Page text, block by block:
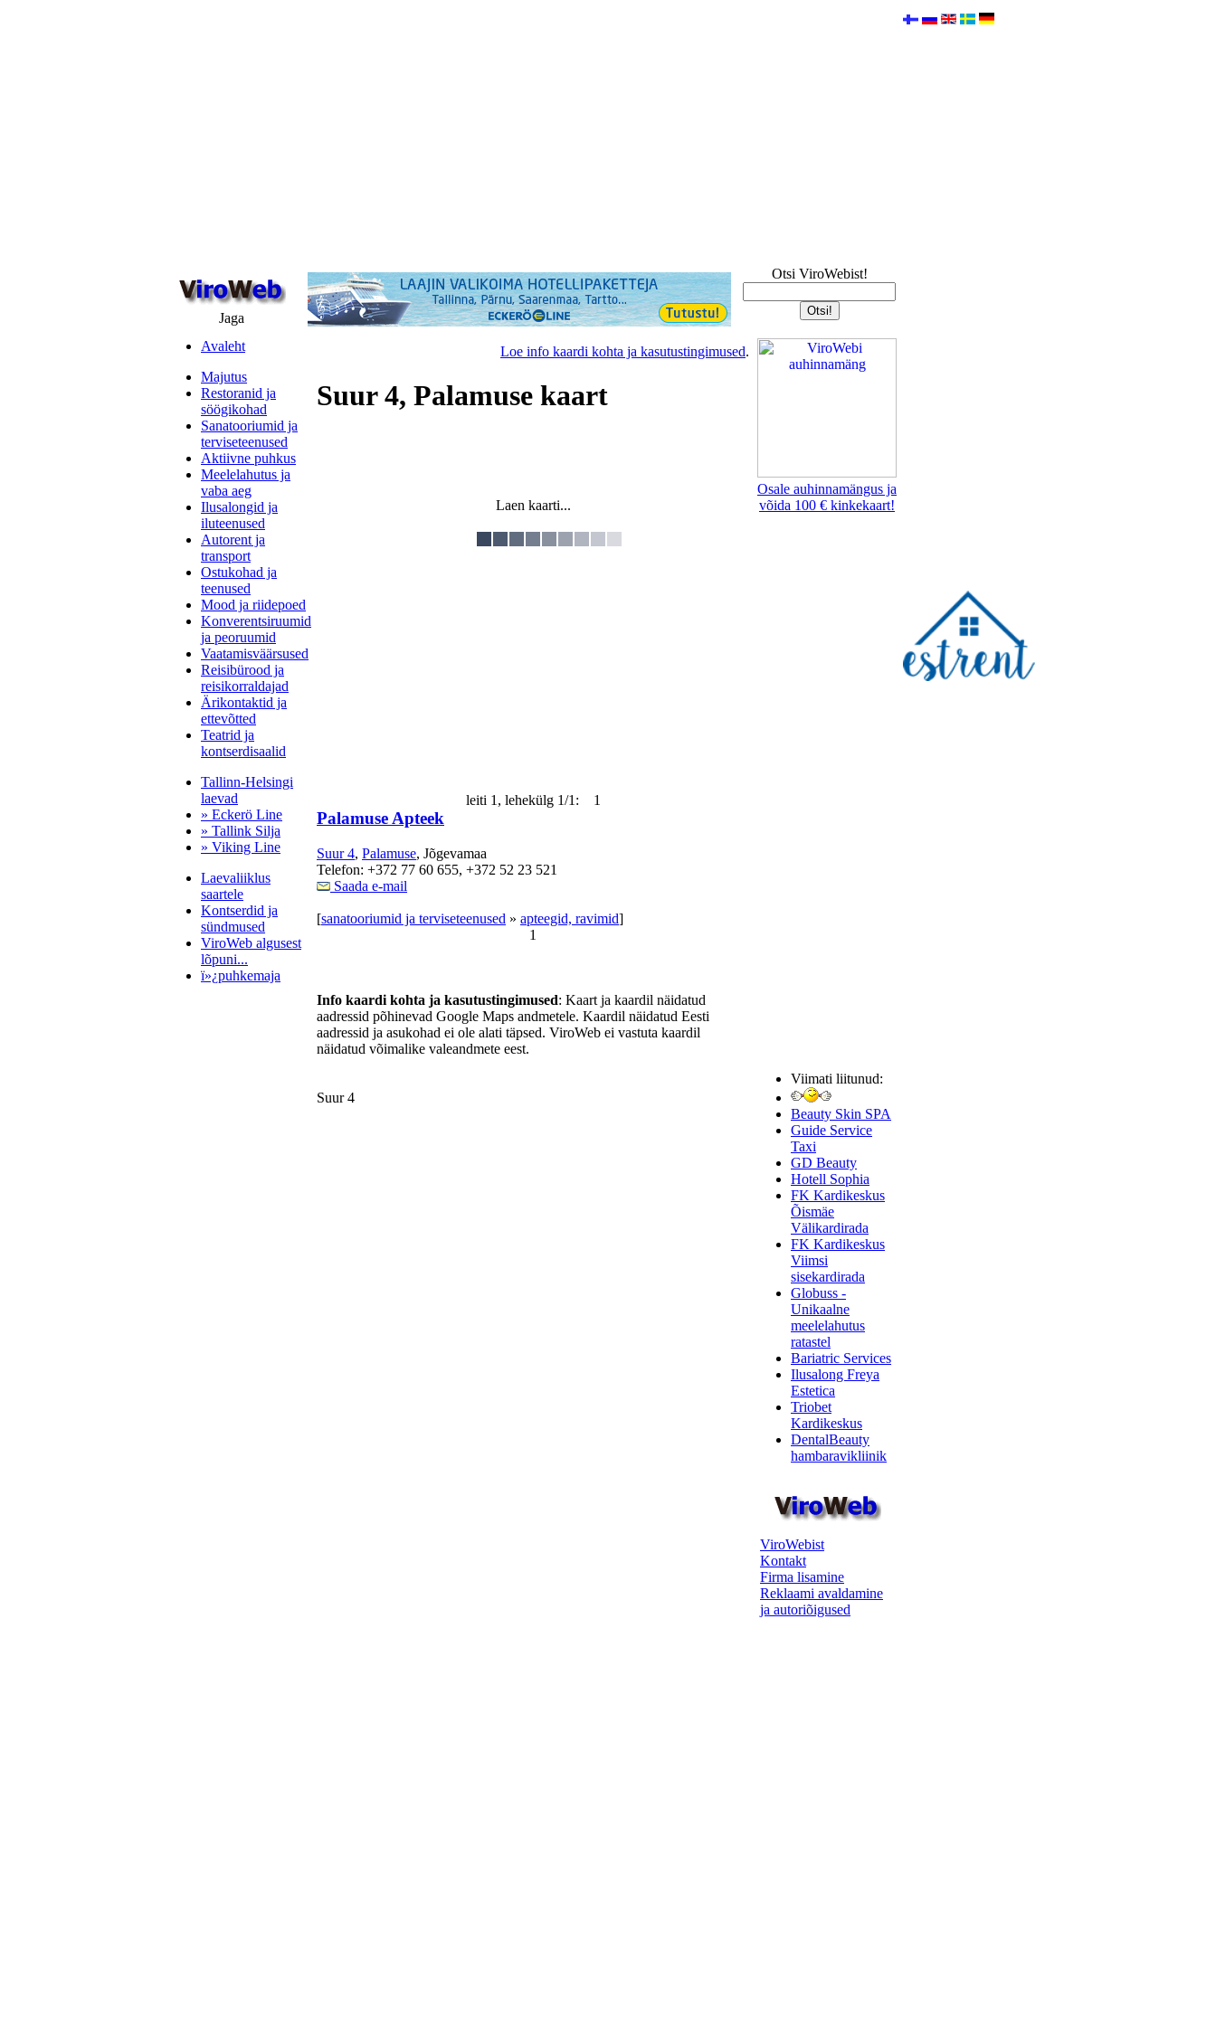
Jaga
Otsi ViroWebist!
Avaleht
Majutus
Restoranid ja
söögikohad
Sanatooriumid ja
terviseteenused
Aktiivne puhkus
Meelelahutus ja
vaba aeg
Ilusalongid ja
iluteenused
Autorent ja
transport
Ostukohad ja
teenused
Mood ja riidepoed
Konverentsiruumid
ja peoruumid
Vaatamisväärsused
Reisibürood ja
reisikorraldajad
Ärikontaktid ja
ettevõtted
Teatrid ja
kontserdisaalid
Tallinn-Helsingi
laevad
» Eckerö Line
» Tallink Silja
» Viking Line
Laevaliiklus
saartele
Kontserdid ja
sündmused
ViroWeb algusest
lõpuni...
ï»¿puhkemaja
Loe info kaardi kohta ja kasutustingimused.
Suur 4, Palamuse kaart
Laen kaarti...
leiti 1, lehekülg 1/1: 1
Palamuse Apteek
Suur 4, Palamuse, Jõgevamaa
Telefon: +372 77 60 655, +372 52 23 521
Saada e-mail
[sanatooriumid ja terviseteenused » apteegid, ravimid]
1
Info kaardi kohta ja kasutustingimused: Kaart ja kaardil näidatud
aadressid põhinevad Google Maps andmetele. Kaardil näidatud Eesti
aadressid ja asukohad ei ole alati täpsed. ViroWeb ei vastuta kaardil
näidatud võimalike valeandmete eest.
Suur 4
Osale auhinnamängus ja
võida 100 € kinkekaart!
Viimati liitunud:
Beauty Skin SPA
Guide Service
Taxi
GD Beauty
Hotell Sophia
FK Kardikeskus
Õismäe
Välikardirada
FK Kardikeskus
Viimsi
sisekardirada
Globuss -
Unikaalne
meelelahutus
ratastel
Bariatric Services
Ilusalong Freya
Estetica
Triobet
Kardikeskus
DentalBeauty
hambaravikliinik
ViroWebist
Kontakt
Firma lisamine
Reklaami avaldamine
ja autoriõigused